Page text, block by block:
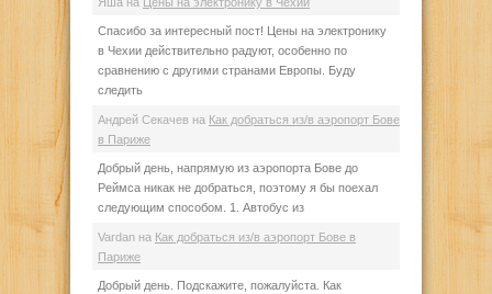
Спасибо за интересный пост! Цены на электронику
в Чехии действительно радуют, особенно по
сравнению с другими странами Европы. Буду
следить
Андрей Секачев на Как добраться из/в аэропорт Бове
в Париже
Добрый день, напрямую из аэропорта Бове до
Реймса никак не добраться, поэтому я бы поехал
следующим способом. 1. Автобус из
Vardan на Как добраться из/в аэропорт Бове в
Париже
Добрый день. Подскажите, пожалуйста. Как